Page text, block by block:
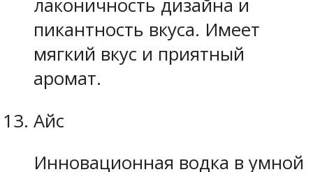
лаконичность дизайна и
пикантность вкуса. Имеет
мягкий вкус и приятный
аромат.
Айс
Инновационная водка в умной